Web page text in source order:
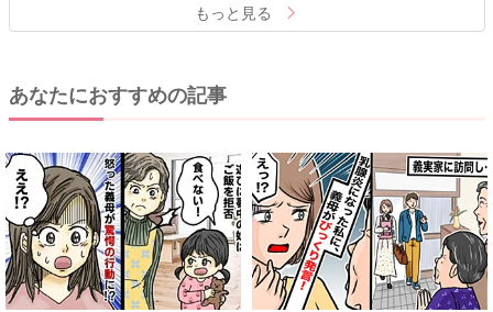
もっと見る
あなたにおすすめの記事